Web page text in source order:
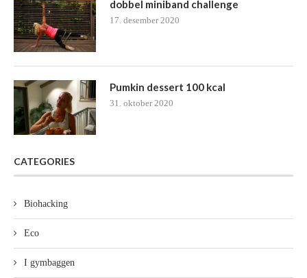
dobbel miniband challenge
17. desember 2020
Pumkin dessert 100 kcal
31. oktober 2020
CATEGORIES
Biohacking
Eco
I gymbaggen